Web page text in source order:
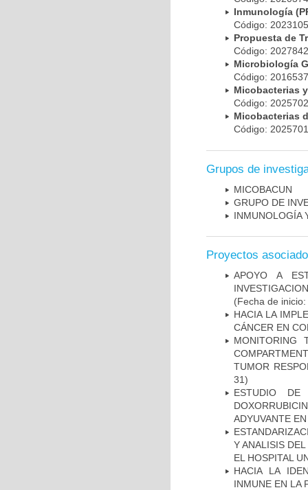
Inmunología
Código:
Propuesta de
Código:
Microbiología
Código:
Micobacterias
Código:
Micobacterias
Código:
Grupos de
MICOBAC­UN
GRUPO DE
INMUNOLOGÍA
Proyectos
APOYO A
(Fecha de
HACIA LA
CÁNCER EN
MONITORING
TUMOR
31)
ESTUDIO DE
ADYUVANTE
Y ANALISIS
EL HOSPITAL
HACIA LA
INMUNE EN LA